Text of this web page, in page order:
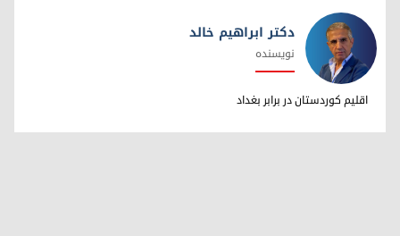
دکتر ابراهیم خالد
دکتر ابراهیم خالد
نویسنده
اقلیم کوردستان در برابر بغداد